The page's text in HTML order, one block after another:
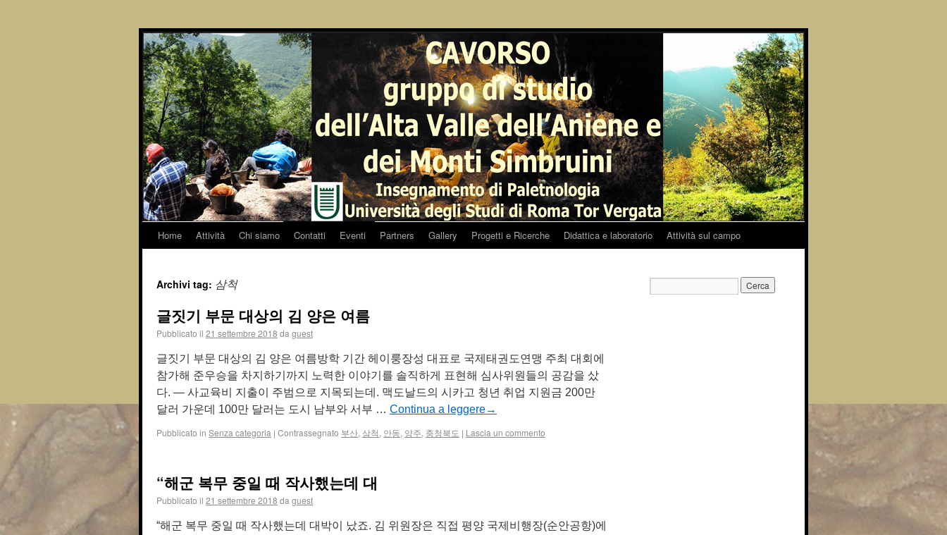
Home Attività Chi siamo Contatti Eventi Partners Gallery Progetti e Ricerche Didattica e laboratorio Attività sul campo
Archivi tag: 삼척
글짓기 부문 대상의 김 양은 여름
Pubblicato il 21 settembre 2018 da guest
글짓기 부문 대상의 김 양은 여름방학 기간 헤이룽장성 대표로 국제태권도연맹 주최 대회에
참가해 준우승을 차지하기까지 노력한 이야기를 솔직하게 표현해 심사위원들의 공감을 샀
다. — 사교육비 지출이 주범으로 지목되는데. 맥도날드의 시카고 청년 취업 지원금 200만
달러 가운데 100만 달러는 도시 남부와 서부 … Continua a leggere→
Pubblicato in Senza categoria | Contrassegnato 부산, 삼척, 안동, 양주, 충청북도 | Lascia un commento
“해군 복무 중일 때 작사했는데 대
Pubblicato il 21 settembre 2018 da guest
“해군 복무 중일 때 작사했는데 대박이 났죠. 김 위원장은 직접 평양 국제비행장(순안공항)에